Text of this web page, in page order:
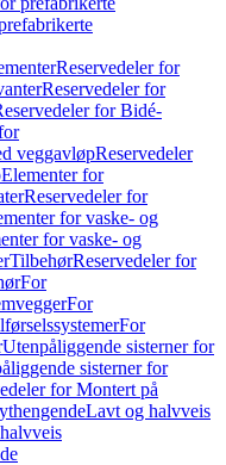
Reservedeler for
Reservedeler for
for Bidé-
veggavløpReservedeler
Elementer for
Reservedeler for
for vaske- og
for vaske- og
TilbehørReservedeler for
For
For
For
Utenpåliggende sisterner for
sisterner for
for Montert på
Lavt og halvveis